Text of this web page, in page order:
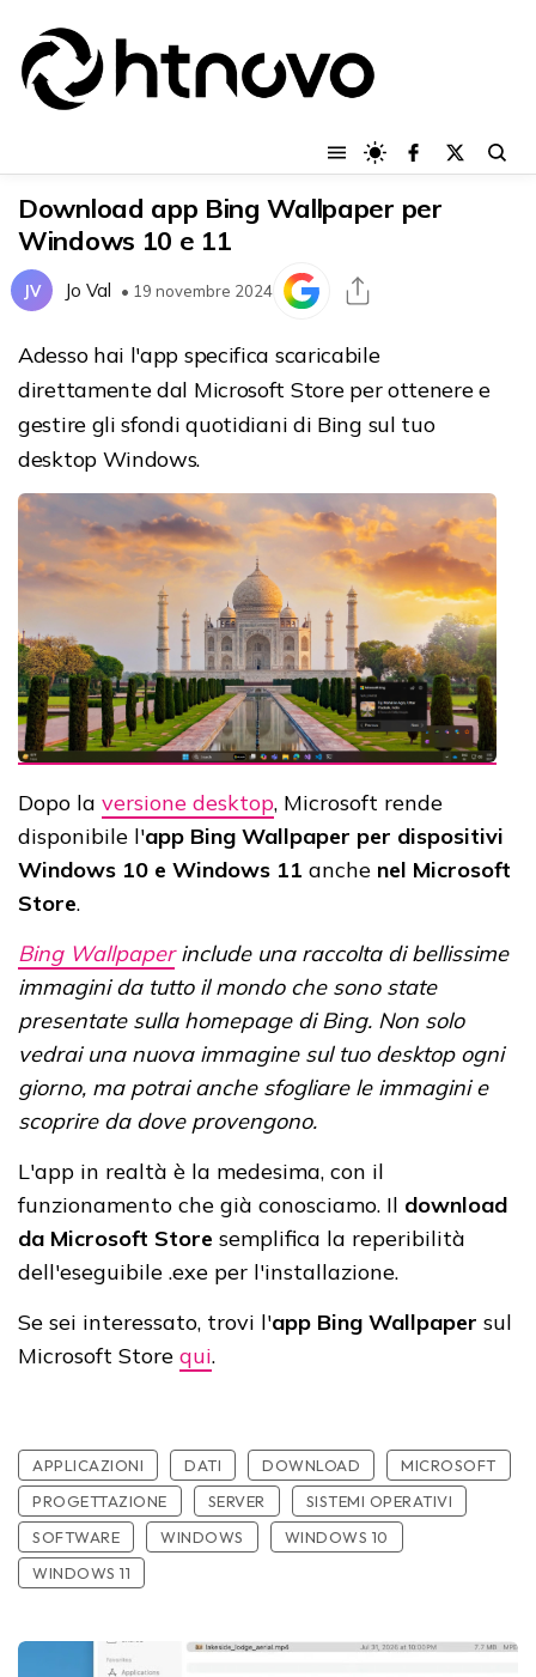
Download app Bing Wallpaper per
Windows 10 e 11
JV Jo Val • 19 novembre 2024
Adesso hai l'app specifica scaricabile
direttamente dal Microsoft Store per ottenere e
gestire gli sfondi quotidiani di Bing sul tuo
desktop Windows.
Dopo la versione desktop, Microsoft rende
disponibile l'app Bing Wallpaper per dispositivi
Windows 10 e Windows 11 anche nel Microsoft
Store.
Bing Wallpaperinclude una raccolta di bellissime
immagini da tutto il mondo che sono state
presentate sulla homepage di Bing. Non solo
vedrai una nuova immagine sul tuo desktop ogni
giorno, ma potrai anche sfogliare le immagini e
scoprire da dove provengono.
L'app in realtà è la medesima, con il
funzionamento che già conosciamo. Il download
da Microsoft Store semplifica la reperibilità
dell'eseguibile .exe per l'installazione.
Se sei interessato, trovi l'app Bing Wallpaper sul
Microsoft Store qui.
APPLICAZIONI DATI DOWNLOAD
MICROSOFT
PROGETTAZIONE
SERVER
SISTEMI OPERATIVI
SOFTWARE
WINDOWS
WINDOWS 10
WINDOWS 11